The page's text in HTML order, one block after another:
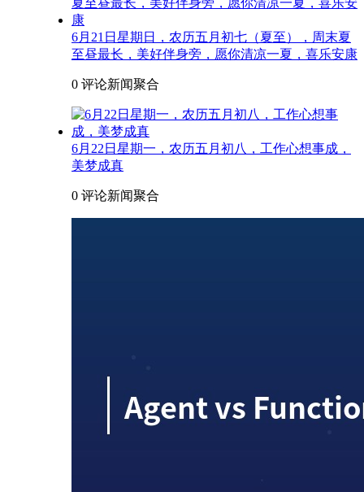
6月21日星期日，农历五月初七（夏至），周末夏
至昼最长，美好伴身旁，愿你清凉一夏，喜乐安康
0 评论新闻聚合
6月22日星期一，农历五月初八，工作心想事成，
美梦成真
0 评论新闻聚合